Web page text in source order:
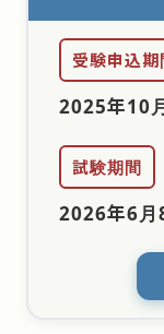
受験申込期
2025年10
試験期間
2026年6月